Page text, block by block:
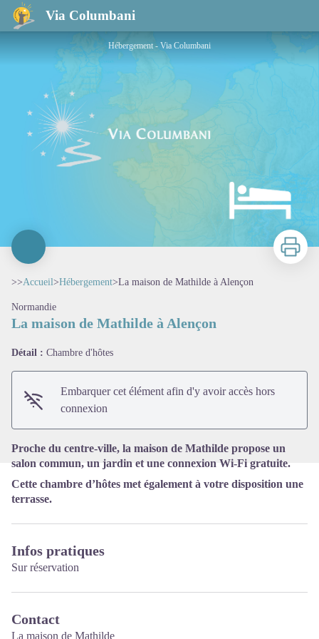
Via Columbani
La maison de Mathilde à Alençon
Hébergement - Via Columbani
Imprimer
>>Accueil>Hébergement>La maison de Mathilde à Alençon
Normandie
La maison de Mathilde à Alençon
Détail : Chambre d'hôtes
Embarquer cet élément afin d'y avoir accès hors
connexion
Proche du centre-ville, la maison de Mathilde propose un
salon commun, un jardin et une connexion Wi-Fi gratuite.
Cette chambre d’hôtes met également à votre disposition une
terrasse.
Infos pratiques
Sur réservation
Contact
La maison de Mathilde